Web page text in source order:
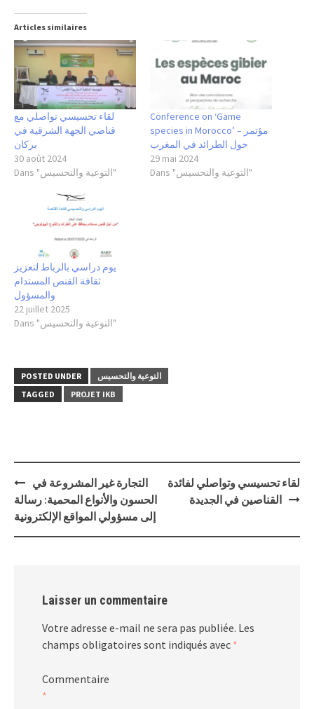
Articles similaires
لقاء تحسيسي تواصلي مع
قناصي الجهة الشرقية في
30 août 2024
Dans "التوعية والتحسيس"
Conference on ‘Game
species in Morocco’ – مؤتمر
حول الطرائد في المغرب
29 mai 2024
Dans "التوعية والتحسيس"
يوم دراسي بالرباط لتعزيز
ثقافة القنص المستدام
والمسؤول
22 juillet 2025
Dans "التوعية والتحسيس"
POSTED UNDER
التوعية والتحسيس
TAGGED
PROJET IKB
Post
navigation
التجارة غير المشروعة في
الحسون والأنواع المحمية: رسالة
إلى مسؤولي المواقع الإلكترونية
لقاء تحسيسي وتواصلي لفائدة
القناصين في الجديدة
Laisser un commentaire
Votre adresse e-mail ne sera pas publiée. Les
champs obligatoires sont indiqués avec *
Commentaire
*